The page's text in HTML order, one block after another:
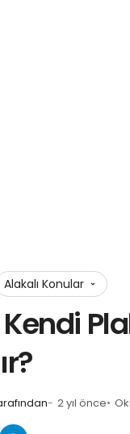
Alakalı Konular
Kendi
2 yıl önce